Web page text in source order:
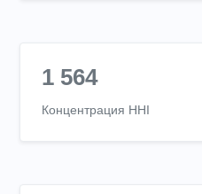
1 564
Концентрация HHI